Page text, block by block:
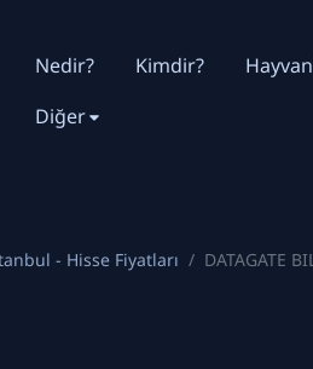
Nedir? Kimdir?
Diğer
- Hisse Fiyatları DATAGATE